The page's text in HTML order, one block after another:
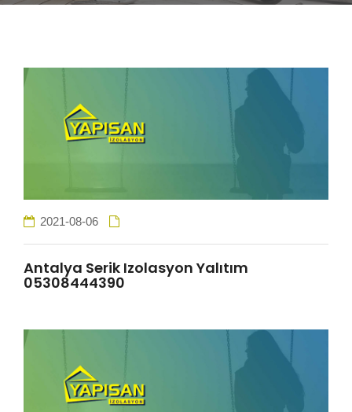
HİZMETLER
BÖLGELER
GALERİLER
2021-08-06
Antalya Serik Izolasyon Yalıtım
05308444390